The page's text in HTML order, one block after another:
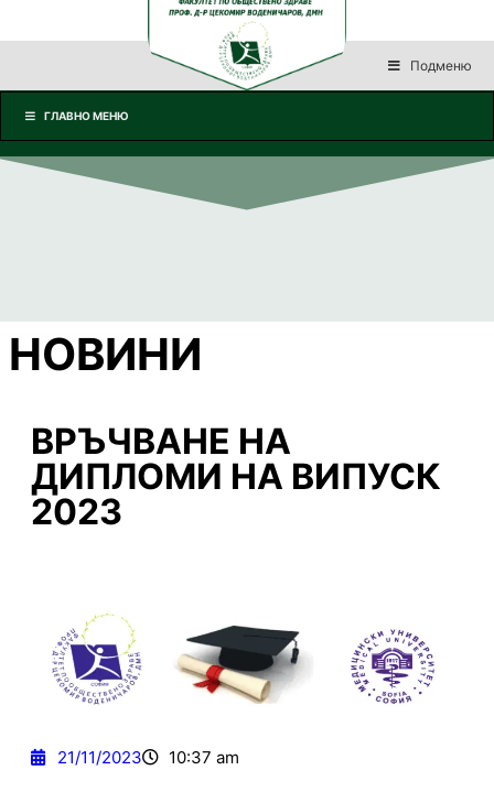
Подменю
ГЛАВНО МЕНЮ
НОВИНИ
ВРЪЧВАНЕ НА
ДИПЛОМИ НА ВИПУСК
2023
21/11/2023 10:37 am